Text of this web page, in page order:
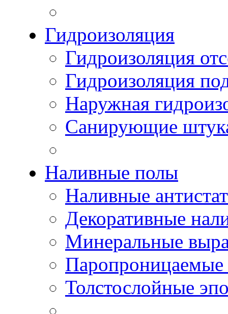
Гидроизоляция
Гидроизоляция
Гидроизоляция
Наружная
Санирующие
Наливные полы
Наливные
Декоративные
Минеральные
Толстослойные